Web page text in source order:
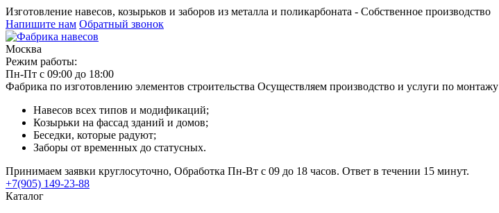
Изготовление навесов, козырьков и заборов из металла и поликарбоната - Собственное производство
Напишите нам Обратный звонок
Москва
Режим работы:
Пн-Пт с 09:00 до 18:00
Фабрика по изготовлению элементов строительства Осуществляем производство и услуги по монтажу
Навесов всех типов и модификаций;
Козырьки на фассад зданий и домов;
Беседки, которые радуют;
Заборы от временных до статусных.
Принимаем заявки круглосуточно, Обработка Пн-Вт с 09 до 18 часов. Ответ в течении 15 минут.
+7(905) 149-23-88
Каталог